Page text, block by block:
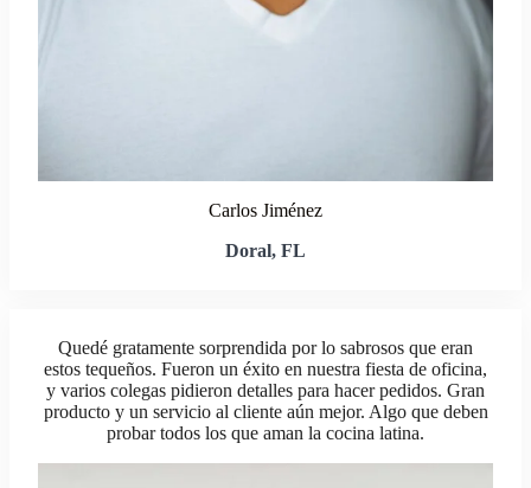
Carlos Jiménez
Doral, FL
Quedé gratamente sorprendida por lo sabrosos que eran
estos tequeños. Fueron un éxito en nuestra fiesta de oficina,
y varios colegas pidieron detalles para hacer pedidos. Gran
producto y un servicio al cliente aún mejor. Algo que deben
probar todos los que aman la cocina latina.